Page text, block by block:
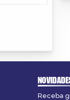
Receba